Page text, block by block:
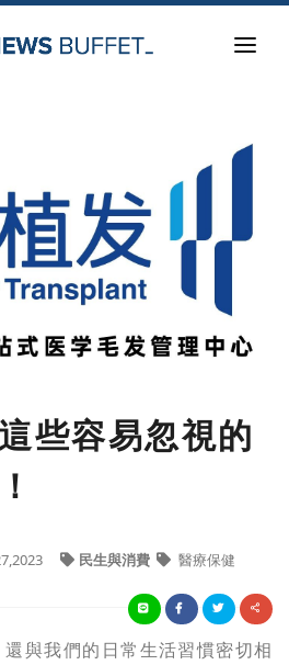
些容易忽視的
民生與消費 醫療保健
與我們的日常生活習慣密切相